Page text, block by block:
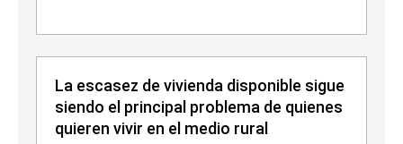
La escasez de vivienda disponible sigue
siendo el principal problema de quienes
quieren vivir en el medio rural